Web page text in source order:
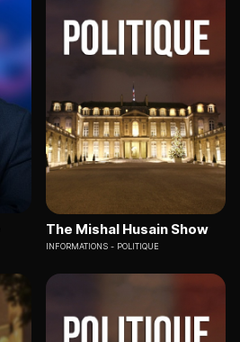
The Mishal Husain Show
INFORMATIONS POLITIQUE